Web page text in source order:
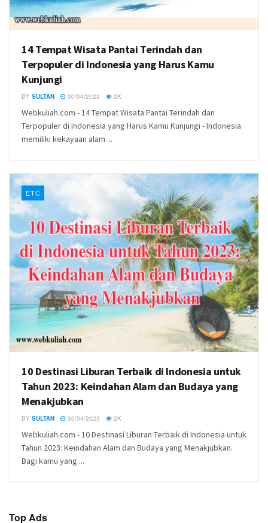
14 Tempat Wisata Pantai Terindah dan
Terpopuler di Indonesia yang Harus Kamu
Kunjungi
BY SULTAN 30/04/2023 2K
Webkuliah.com - 14 Tempat Wisata Pantai Terindah dan
Terpopuler di Indonesia yang Harus Kamu Kunjungi - Indonesia
memiliki kekayaan alam ...
ETC
10 Destinasi Liburan Terbaik di Indonesia untuk
Tahun 2023: Keindahan Alam dan Budaya yang
Menakjubkan
BY SULTAN 30/04/2023 2K
Webkuliah.com - 10 Destinasi Liburan Terbaik di Indonesia untuk
Tahun 2023: Keindahan Alam dan Budaya yang Menakjubkan.
Bagi kamu yang ...
Top Ads